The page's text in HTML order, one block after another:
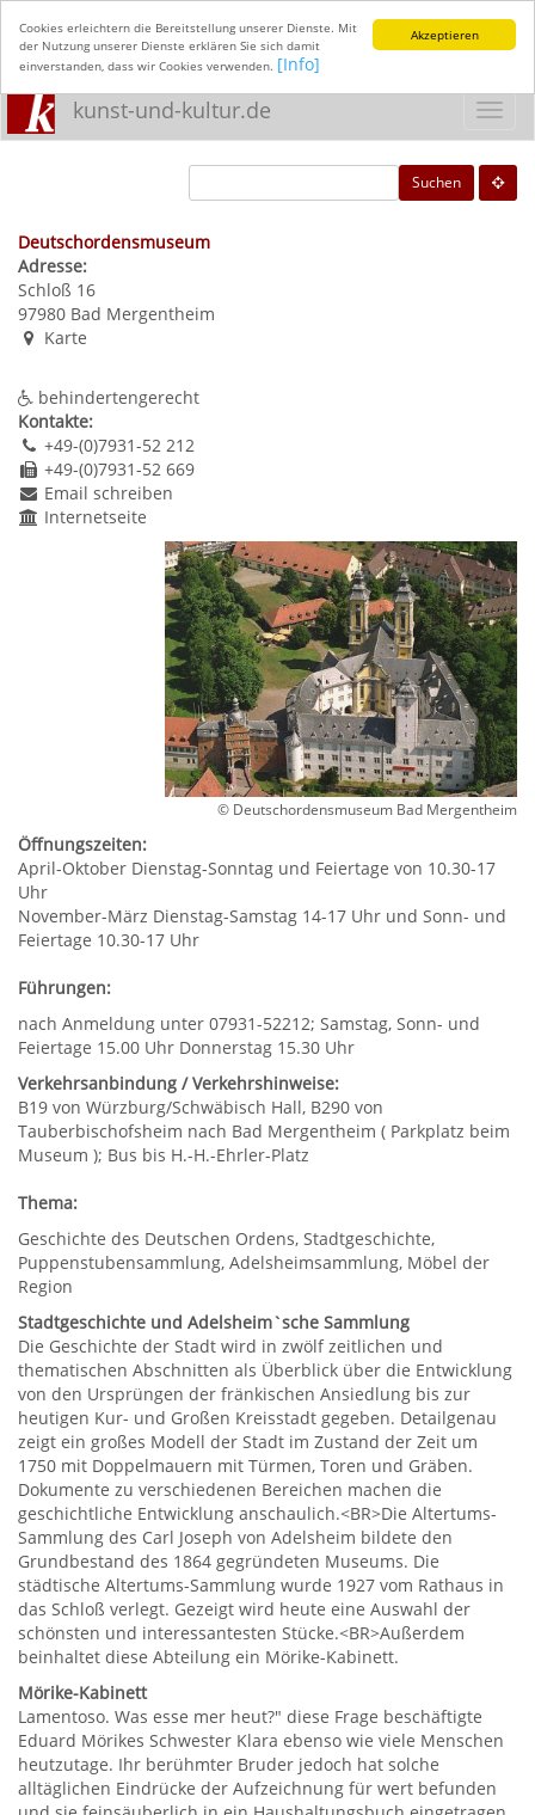
Akzeptieren
Cookies erleichtern die Bereitstellung unserer Dienste. Mit
der Nutzung unserer Dienste erklären Sie sich damit
einverstanden, dass wir Cookies verwenden. [Info]
kunst-und-kultur.de
Suchen
Deutschordensmuseum
Adresse:
Schloß 16
97980 Bad Mergentheim
Karte
behindertengerecht
Kontakte:
+49-(0)7931-52 212
+49-(0)7931-52 669
Email schreiben
Internetseite
© Deutschordensmuseum Bad Mergentheim
Öffnungszeiten:
April-Oktober Dienstag-Sonntag und Feiertage von 10.30-17
Uhr
November-März Dienstag-Samstag 14-17 Uhr und Sonn- und
Feiertage 10.30-17 Uhr
Führungen:
nach Anmeldung unter 07931-52212; Samstag, Sonn- und
Feiertage 15.00 Uhr Donnerstag 15.30 Uhr
Verkehrsanbindung / Verkehrshinweise:
B19 von Würzburg/Schwäbisch Hall, B290 von
Tauberbischofsheim nach Bad Mergentheim ( Parkplatz beim
Museum ); Bus bis H.-H.-Ehrler-Platz
Thema:
Geschichte des Deutschen Ordens, Stadtgeschichte,
Puppenstubensammlung, Adelsheimsammlung, Möbel der
Region
Stadtgeschichte und Adelsheim`sche Sammlung
Die Geschichte der Stadt wird in zwölf zeitlichen und
thematischen Abschnitten als Überblick über die Entwicklung
von den Ursprüngen der fränkischen Ansiedlung bis zur
heutigen Kur- und Großen Kreisstadt gegeben. Detailgenau
zeigt ein großes Modell der Stadt im Zustand der Zeit um
1750 mit Doppelmauern mit Türmen, Toren und Gräben.
Dokumente zu verschiedenen Bereichen machen die
geschichtliche Entwicklung anschaulich.<BR>Die Altertums-
Sammlung des Carl Joseph von Adelsheim bildete den
Grundbestand des 1864 gegründeten Museums. Die
städtische Altertums-Sammlung wurde 1927 vom Rathaus in
das Schloß verlegt. Gezeigt wird heute eine Auswahl der
schönsten und interessantesten Stücke.<BR>Außerdem
beinhaltet diese Abteilung ein Mörike-Kabinett.
Mörike-Kabinett
Lamentoso. Was esse mer heut?" diese Frage beschäftigte
Eduard Mörikes Schwester Klara ebenso wie viele Menschen
heutzutage. Ihr berühmter Bruder jedoch hat solche
alltäglichen Eindrücke der Aufzeichnung für wert befunden